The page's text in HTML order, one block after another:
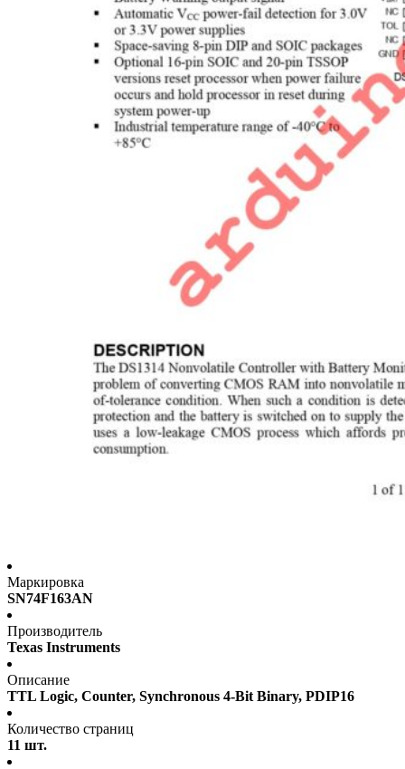
Маркировка
SN74F163AN
Производитель
Texas Instruments
Описание
TTL Logic, Counter, Synchronous 4-Bit Binary, PDIP16
Количество страниц
11 шт.